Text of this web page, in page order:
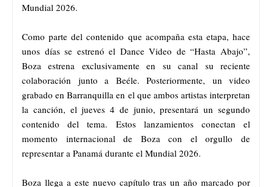
Mundial 2026.
Como parte del contenido que acompaña esta etapa, hace
unos días se estrenó el Dance Video de “Hasta Abajo”,
Boza estrena exclusivamente en su canal su reciente
colaboración junto a Beéle. Posteriormente, un video
grabado en Barranquilla en el que ambos artistas interpretan
la canción, el jueves 4 de junio, presentará un segundo
contenido del tema. Estos lanzamientos conectan el
momento internacional de Boza con el orgullo de
representar a Panamá durante el Mundial 2026.
Boza llega a este nuevo capítulo tras un año marcado por